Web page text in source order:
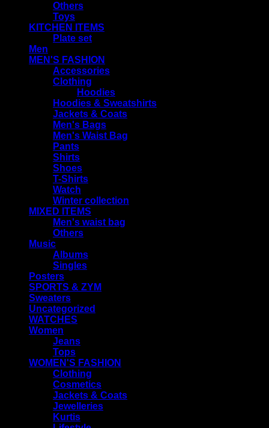
Others
Toys
KITCHEN ITEMS
Plate set
Men
MEN'S FASHION
Accessories
Clothing
Hoodies
Hoodies & Sweatshirts
Jackets & Coats
Men's Bags
Men's Waist Bag
Pants
Shirts
Shoes
T-Shirts
Watch
Winter collection
MIXED ITEMS
Men's waist bag
Others
Music
Albums
Singles
Posters
SPORTS & ZYM
Sweaters
Uncategorized
WATCHES
Women
Jeans
Tops
WOMEN'S FASHION
Clothing
Cosmetics
Jackets & Coats
Jewelleries
Kurtis